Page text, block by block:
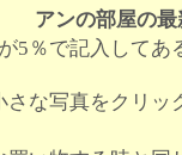
アンの部屋の
5％で記入してあ
さな写真をクリッ